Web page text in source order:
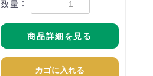
数量：
商品詳細を見る
カゴに入れる